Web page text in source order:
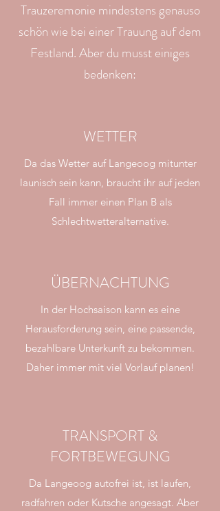
Trauzeremonie mindestens genauso
schön wie bei einer Trauung auf dem
Festland. Aber du musst einiges
bedenken:
WETTER
Da das Wetter auf Langeoog mitunter
launisch sein kann, braucht ihr auf jeden
Fall immer einen Plan B als
Schlechtwetteralternative.
ÜBERNACHTUNG
In der Hochsaison kann es eine
Herausforderung sein, eine passende,
bezahlbare Unterkunft zu bekommen.
Daher immer mit viel Vorlauf planen!
TRANSPORT &
FORTBEWEGUNG
Da Langeoog autofrei ist, ist laufen,
radfahren oder Kutsche angesagt. Aber